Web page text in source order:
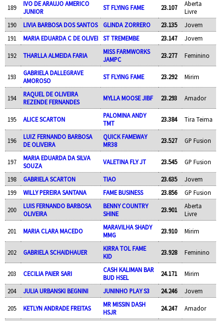
189
IVO DE ARAUJO AMERICO
JUNIOR
ST FLYING FAME 23.107
Aberta
Livre
190
LIVIA BARBOSA DOS SANTOS GLINDA ZORRERO 23.135
Jovem
191
MARIA EDUARDA C DE OLIVEI ST TREMEMBE 23.147 Jovem
192 THARLLA ALMEIDA FARIA
MISS FARMWORKS
JAMPC
23.277 Feminino
193
GABRIELA DALLEGRAVE
AMOROSO
ST FLYING FAME 23.292 Mirim
194
RAQUEL DE OLIVEIRA
REZENDE FERNANDES
MYLLA MOOSE JIBF 23.293 Amador
195 ALICE SCARTON
PALOMINA ANDY
TMT
23.384 Tira Teima
196
LUIZ FERNANDO BARBOSA
DE OLIVEIRA
QUICK FAMEWAY
MR38
23.527 GP Fusion
197
MARIA EDUARDA DA SILVA
SOUZA
VALETINA FLY JT 23.545 GP Fusion
198 GABRIELA SCARTON TIAO 23.635
Jovem
199
WILLY PEREIRA SANTANA FAME BUSINESS 23.856 GP Fusion
200
LUIS FERNANDO BARBOSA
OLIVEIRA
BENNY COUNTRY
SHINE
23.901
Aberta
Livre
201 MARIA CLARA MACEDO
MARAVILHA SHADY
MMG
23.910 Mirim
202 GABRIELA SCHAIDHAUER
KIRRA TOL FAME
KID
23.928 Feminino
203 CECILIA PAIER SARI
CASH KALIMAN BAR
BUD HSEL
24.171 Mirim
204 JULIA URBANSKI BEGNINI JUNINHO PLAY S3 24.246 Jovem
205 KETLYN ANDRADE FREITAS
MR MISSIN DASH
HSJR
24.247 Amador